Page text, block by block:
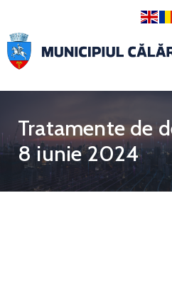
Tratamente de
8 iunie 2024